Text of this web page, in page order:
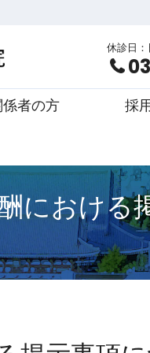
休診日
係者の方 採
における